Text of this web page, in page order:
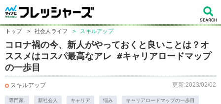
トップ > 社会人ライフ > スキルアップ
コロナ禍の今、新人がやっておくと良いことは？オ
ススメはコスパ最高なアレ #キャリアロードマップ
の一歩目
スキルアップ 更新:2023/02/02
専門家. 新社会人 キャリア 悩み キャリアロードマップの一歩目